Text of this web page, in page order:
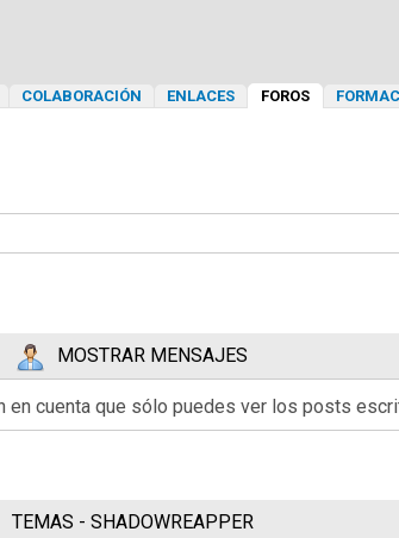
COLABORACIÓN ENLACES FOROS
MOSTRAR MENSAJES
cuenta que sólo puedes ver los posts
TEMAS - SHADOWREAPPER